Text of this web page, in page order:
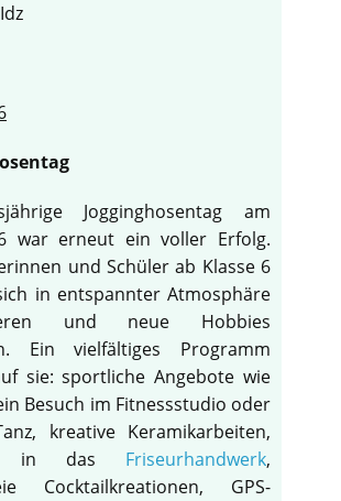
Jogginghosentag am
war erneut ein voller Erfolg.
und Schüler ab Klasse 6
in entspannter Atmosphäre
und neue Hobbies
Ein vielfältiges Programm
sie: sportliche Angebote wie
Besuch im Fitnessstudio oder
kreative Keramikarbeiten,
in das Friseurhandwerk,
Cocktailkreationen, GPS-